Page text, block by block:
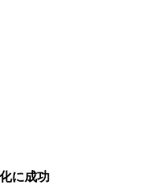
に成功